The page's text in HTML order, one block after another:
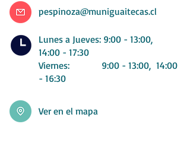
pespinoza@muniguaitecas.cl
Lunes a Jueves: 9:00 - 13:00,
14:00 - 17:30
Viernes: 9:00 - 13:00, 14:00
- 16:30
Ver en el mapa